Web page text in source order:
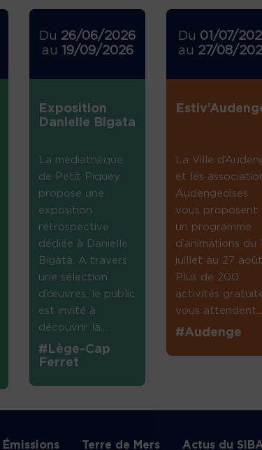
Du 26/06/2026
au
19/09/2026
Exposition
Danielle Bigata
La médiathèque
de Petit Piquey
propose une
exposition
rétrospective
dédiée à Danielle
Bigata. A travers
une sélection
d’œuvres, le public
est invité à
découvrir la...
#Lège-Cap
Ferret
Du 01/07/
au 27/08/
La Ville
et les
Audengeoises
vous proposent
un programme
d’animations du
juillet au 27
Plus de 200
activités
vous
#Audenge
Émissions Terre de Mers Actus du